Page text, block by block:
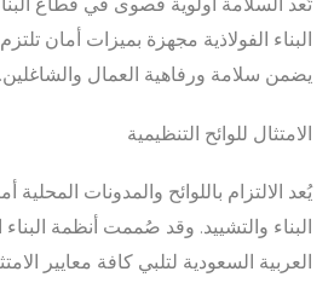
تُعد السلامة أولوية قصوى في قطاع
البناء الفولاذية مجهزة بميزات أمان
يضمن سلامة ورفاهية العمال والشاغلين.
الامتثال للوائح التنظيمية
يُعد الالتزام باللوائح والمدونات
البناء والتشييد. وقد صُممت أنظمة البناء
العربية السعودية لتلبي كافة معايير